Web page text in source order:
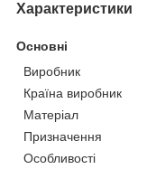
Характеристики
Основні
Виробник
Країна виробник
Матеріал
Призначення
Особливості